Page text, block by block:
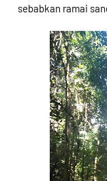
sebabkan ramai